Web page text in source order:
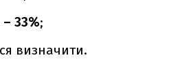
33%;
визначити.